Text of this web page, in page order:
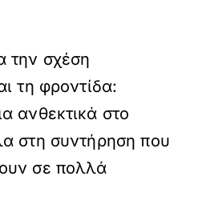
την σχέση
τη φροντίδα:
ανθεκτικά στο
στη συντήρηση που
σε πολλά